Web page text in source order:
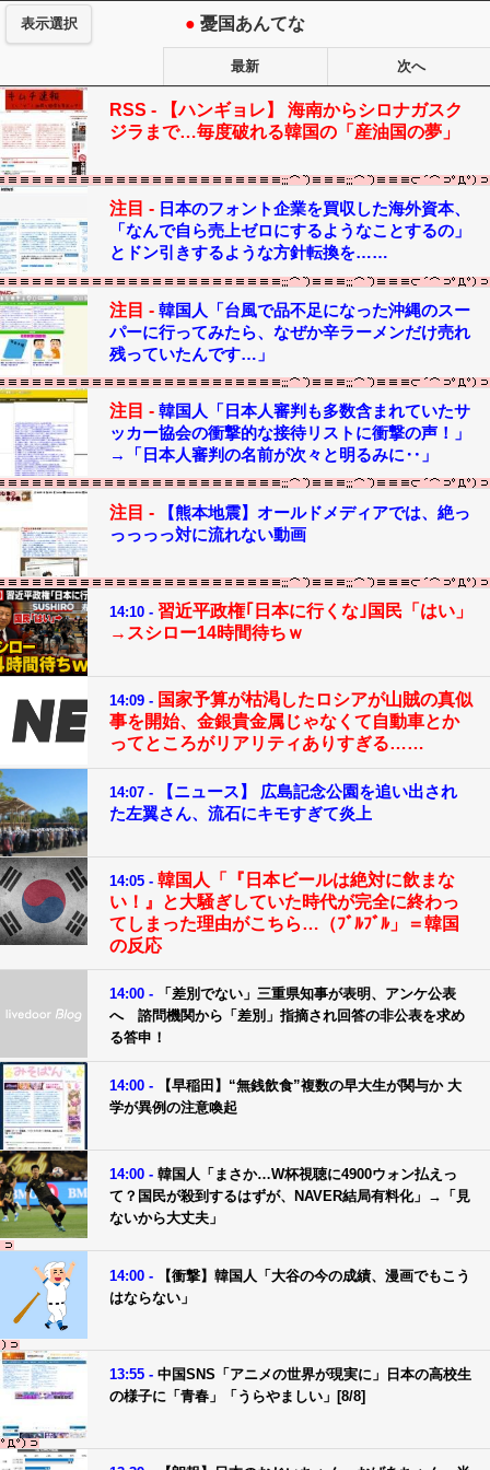
表示選択 ● 憂国あんてな
最新 次へ
RSS -
【ハンギョレ】 海南からシロナガスク
ジラまで…毎度破れる韓国の「産油国の夢」
注目 - 日本のフォント企業を買収した海外資本、
「なんで自ら売上ゼロにするようなことするの」
とドン引きするような方針転換を……
注目 - 韓国人「台風で品不足になった沖縄のスー
パーに行ってみたら、なぜか辛ラーメンだけ売れ
残っていたんです…」
注目 - 韓国人「日本人審判も多数含まれていたサ
ッカー協会の衝撃的な接待リストに衝撃の声！」
→「日本人審判の名前が次々と明るみに‥」
注目 -
【熊本地震】オールドメディアでは、絶っ
っっっっ対に流れない動画
14:10 - 習近平政権｢日本に行くな｣国民「はい」
→スシロー14時間待ちｗ
14:09 - 国家予算が枯渇したロシアが山賊の真似
事を開始、金銀貴金属じゃなくて自動車とか
ってところがリアリティありすぎる……
14:07 -
【ニュース】 広島記念公園を追い出され
た左翼さん、流石にキモすぎて炎上
14:05 - 韓国人「『日本ビールは絶対に飲まな
い！』と大騒ぎしていた時代が完全に終わっ
てしまった理由がこちら…（ﾌﾞﾙﾌﾞﾙ」＝韓国
の反応
14:00 -
「差別でない」三重県知事が表明、アンケ公表
へ 諮問機関から「差別」指摘され回答の非公表を求め
る答申！
14:00 -
【早稲田】“無銭飲食”複数の早大生が関与か 大
学が異例の注意喚起
14:00 - 韓国人「まさか…W杯視聴に4900ウォン払えっ
て？国民が殺到するはずが、NAVER結局有料化」→「見
ないから大丈夫」
14:00 -
【衝撃】韓国人「大谷の今の成績、漫画でもこう
はならない」
13:55 - 中国SNS「アニメの世界が現実に」日本の高校生
の様子に「青春」「うらやましい」[8/8]